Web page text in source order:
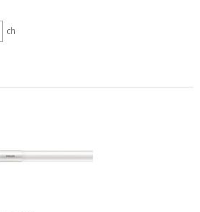
ch